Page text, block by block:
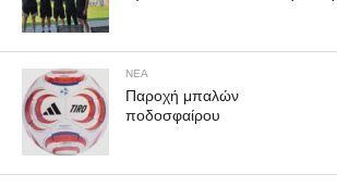
ΝΕΑ
Παροχή μπαλών
ποδοσφαίρου